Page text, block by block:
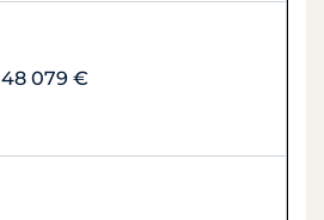
48 079 €